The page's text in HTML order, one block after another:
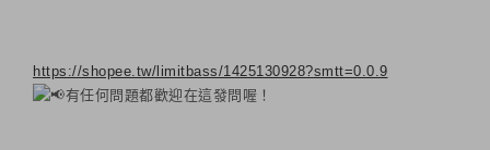
https://shopee.tw/limitbass/1425130928?smtt=0.0.9
有任何問題都歡迎在這發問喔！